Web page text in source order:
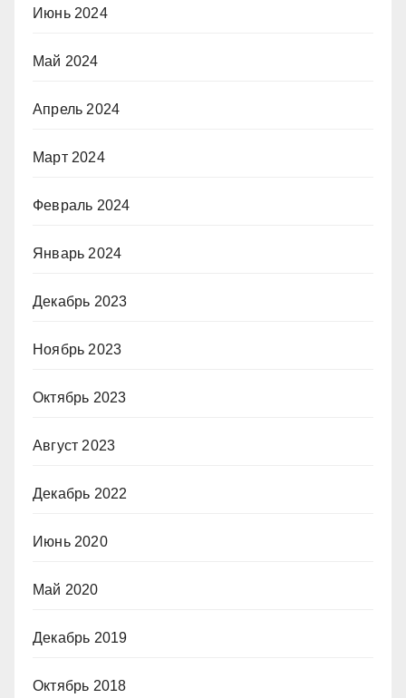
Июнь 2024
Май 2024
Апрель 2024
Март 2024
Февраль 2024
Январь 2024
Декабрь 2023
Ноябрь 2023
Октябрь 2023
Август 2023
Декабрь 2022
Июнь 2020
Май 2020
Декабрь 2019
Октябрь 2018